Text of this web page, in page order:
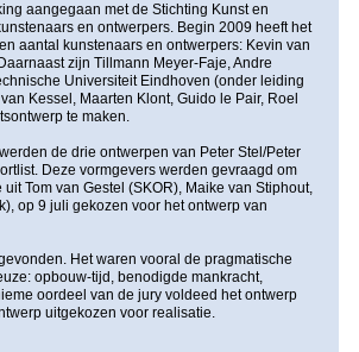
aangegaan met de Stichting Kunst en
en ontwerpers. Begin 2009 heeft het
aantal kunstenaars en ontwerpers: Kevin van
zijn Tillmann Meyer-Faje, Andre
Universiteit Eindhoven (onder leiding
Kessel, Maarten Klont, Guido le Pair, Roel
te maken.
de drie ontwerpen van Peter Stel/Peter
Deze vormgevers werden gevraagd om
Tom van Gestel (SKOR), Maike van Stiphout,
op 9 juli gekozen voor het ontwerp van
Het waren vooral de pragmatische
opbouw-tijd, benodigde mankracht,
oordeel van de jury voldeed het ontwerp
uitgekozen voor realisatie.